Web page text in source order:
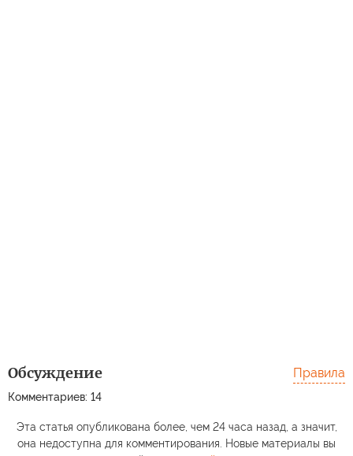
Обсуждение
Комментариев: 14
Правила
Эта статья опубликована более, чем 24 часа назад, а значит,
она недоступна для комментирования. Новые материалы вы